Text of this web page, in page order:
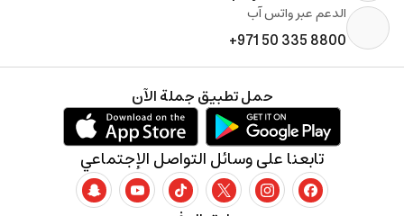
الدعم عبر واتس آب
+971 50 335 8800
تابعنا على وسائل التواصل الإجتماعي
حمل تطبيق جملة الآن